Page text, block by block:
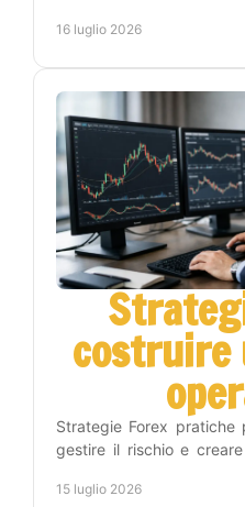
16 luglio 2026
costruire
Strategie Forex
gestire il rischio e
15 luglio 2026